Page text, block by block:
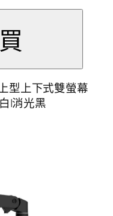
型上下式雙螢幕
|消光黑